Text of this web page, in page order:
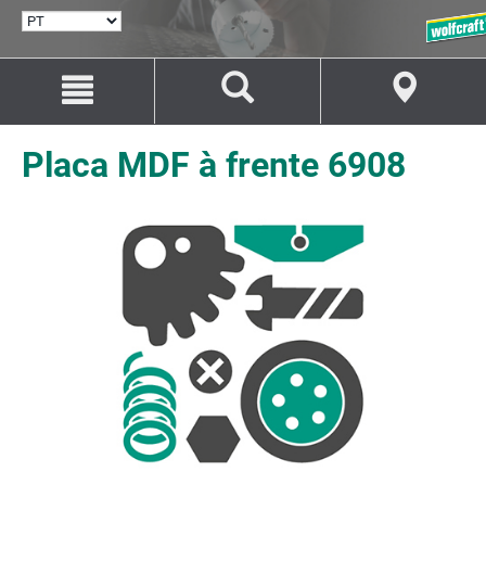
SELECIONAR
Avançar
o
conteúdo
Avançar
a
navegação
Placa MDF à frente 6908